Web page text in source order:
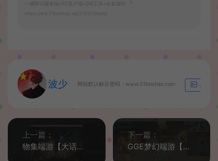
一键即玩服务端+PC客户端+GM工具+全套源码
https://wd.51boshao.vip/21337/dyym/
波少 网站默认解压密码：www.51boshao.com 生成海
上一篇：
物集端游【大话西游】最新整理WIN系服务端+3-4-5最新ui+打包好的端+全套源码+详细搭建教程
下一篇：
GGE梦幻端游【幕神梦幻】最新整理WIN系一键即玩服务端+PC客户端+全套源码